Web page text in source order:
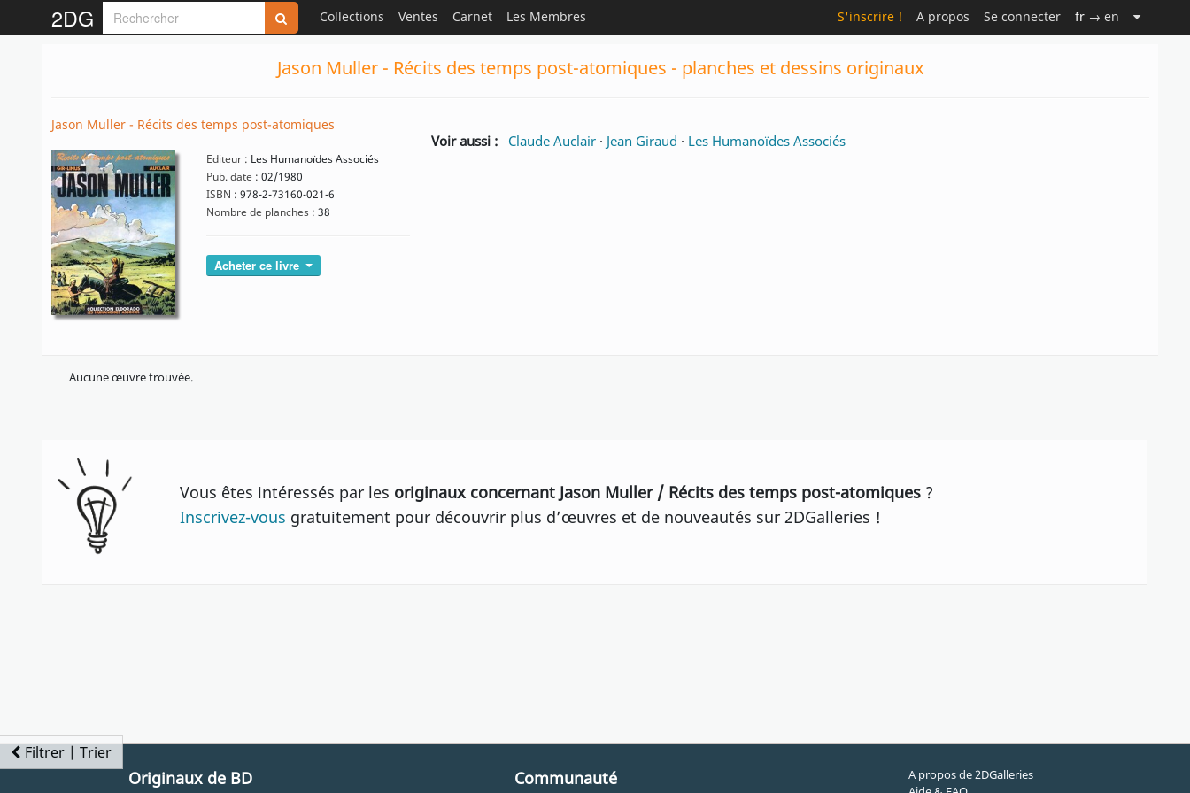
2DG Collections Ventes Carnet Les Membres S'inscrire ! A propos Se connecter fr → en
Jason Muller - Récits des temps post-atomiques - planches et dessins originaux
Jason Muller - Récits des temps post-atomiques
Editeur : Les Humanoïdes Associés
Pub. date : 02/1980
ISBN : 978-2-73160-021-6
Nombre de planches : 38
Acheter ce livre
Voir aussi : Claude Auclair · Jean Giraud · Les Humanoïdes Associés
Filtrer | Trier
Aucune œuvre trouvée.
Vous êtes intéressés par les originaux concernant Jason Muller / Récits des temps post-atomiques ?
Inscrivez-vous gratuitement pour découvrir plus d’œuvres et de nouveautés sur 2DGalleries !
Originaux de BD Communauté
A propos de 2DGalleries